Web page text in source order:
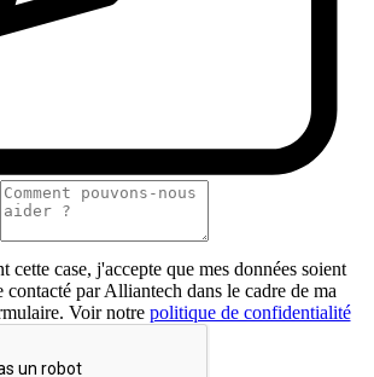
cette case, j'accepte que mes données soient
contacté par Alliantech dans le cadre de ma
Voir notre politique de confidentialité